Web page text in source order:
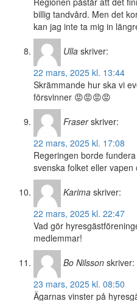
billig tandvård. Men det
kan jag inte ta mig in
Ulla skriver:
22 mars, 2025 kl. 13:44
Skrämmande hur ska vi
försvinner 😡😡😡😡
Fraser skriver:
22 mars, 2025 kl. 17:08
Regeringen borde
svenska folket eller vapen
Karima skriver:
22 mars, 2025 kl. 22:47
Vad gör
medlemmar!
Bo Nilsson skriver:
23 mars, 2025 kl. 08:50
Ägarnas vinster på